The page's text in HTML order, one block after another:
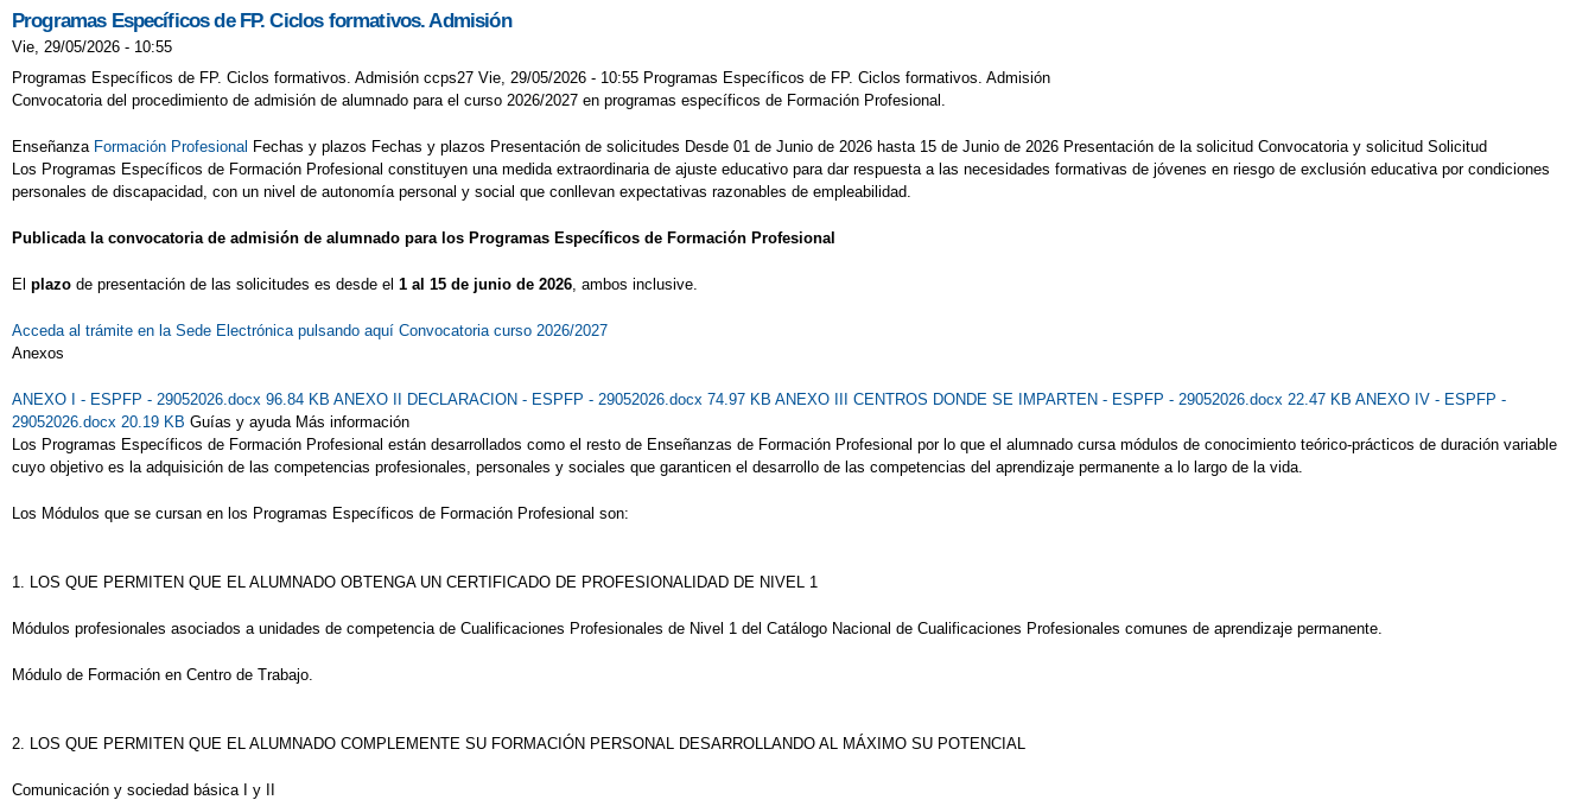
Programas Específicos de FP. Ciclos formativos. Admisión
Vie, 29/05/2026 - 10:55
Programas Específicos de FP. Ciclos formativos. Admisión ccps27 Vie, 29/05/2026 - 10:55 Programas Específicos de FP. Ciclos formativos. Admisión
Convocatoria del procedimiento de admisión de alumnado para el curso 2026/2027 en programas específicos de Formación Profesional.
Enseñanza Formación Profesional Fechas y plazos Fechas y plazos Presentación de solicitudes Desde 01 de Junio de 2026 hasta 15 de Junio de 2026 Presentación de la solicitud Convocatoria y solicitud Solicitud
Los Programas Específicos de Formación Profesional constituyen una medida extraordinaria de ajuste educativo para dar respuesta a las necesidades formativas de jóvenes en riesgo de exclusión educativa por condiciones
personales de discapacidad, con un nivel de autonomía personal y social que conllevan expectativas razonables de empleabilidad.
Publicada la convocatoria de admisión de alumnado para los Programas Específicos de Formación Profesional
El plazo de presentación de las solicitudes es desde el 1 al 15 de junio de 2026 , ambos inclusive.
Acceda al trámite en la Sede Electrónica pulsando aquí Convocatoria curso 2026/2027
Anexos
ANEXO I - ESPFP - 29052026.docx 96.84 KB ANEXO II DECLARACION - ESPFP - 29052026.docx 74.97 KB ANEXO III CENTROS DONDE SE IMPARTEN - ESPFP - 29052026.docx 22.47 KB ANEXO IV - ESPFP -
29052026.docx 20.19 KB Guías y ayuda Más información
Los Programas Específicos de Formación Profesional están desarrollados como el resto de Enseñanzas de Formación Profesional por lo que el alumnado cursa módulos de conocimiento teórico-prácticos de duración variable
cuyo objetivo es la adquisición de las competencias profesionales, personales y sociales que garanticen el desarrollo de las competencias del aprendizaje permanente a lo largo de la vida.
Los Módulos que se cursan en los Programas Específicos de Formación Profesional son:
1. LOS QUE PERMITEN QUE EL ALUMNADO OBTENGA UN CERTIFICADO DE PROFESIONALIDAD DE NIVEL 1
Módulos profesionales asociados a unidades de competencia de Cualificaciones Profesionales de Nivel 1 del Catálogo Nacional de Cualificaciones Profesionales comunes de aprendizaje permanente.
Módulo de Formación en Centro de Trabajo.
2. LOS QUE PERMITEN QUE EL ALUMNADO COMPLEMENTE SU FORMACIÓN PERSONAL DESARROLLANDO AL MÁXIMO SU POTENCIAL
Comunicación y sociedad básica I y II